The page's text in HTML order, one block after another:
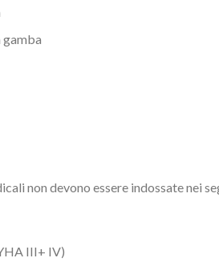
gamba
non devono essere indossate nei
III+ IV)